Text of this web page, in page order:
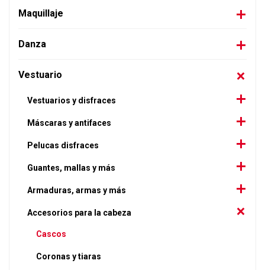
Maquillaje
Danza
Vestuario
Vestuarios y disfraces
Máscaras y antifaces
Pelucas disfraces
Guantes, mallas y más
Armaduras, armas y más
Accesorios para la cabeza
Cascos
Coronas y tiaras